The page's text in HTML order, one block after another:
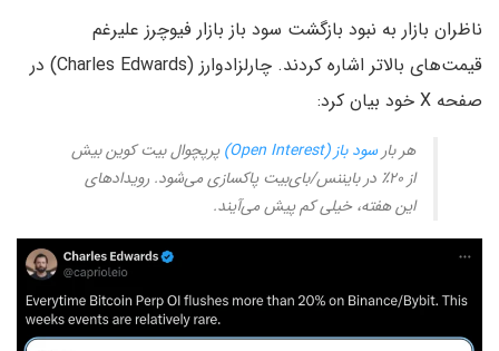
ناظران بازار به نبود بازگشت سود باز بازار فیوچرز علیرغم
قیمت‌های بالاتر اشاره کردند. چارلزادوارز (Charles Edwards) در
صفحه X خود بیان کرد:
هر بار سود باز (Open Interest)
پرپچوال بیت کوین بیش
از ۲۰٪ در بایننس/بای‌بیت پاکسازی می‌شود. رویدادهای
این هفته، خیلی کم پیش می‌آیند.